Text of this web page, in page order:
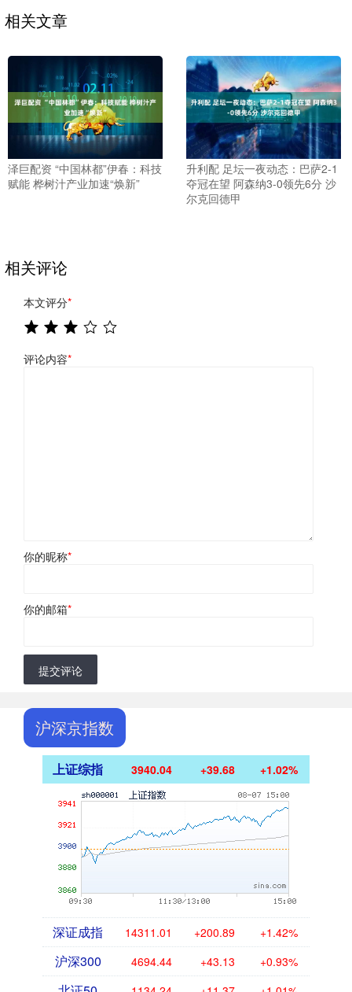
相关文章
泽巨配资 “中国林都”伊春：科技
赋能 桦树汁产业加速“焕新”
升利配 足坛一夜动态：巴萨2-1
夺冠在望 阿森纳3-0领先6分 沙
尔克回德甲
相关评论
本文评分*
评论内容*
你的昵称*
你的邮箱*
提交评论
沪深京指数
上证综指 3940.04 +39.68 +1.02%
深证成指 14311.01 +200.89 +1.42%
沪深300 4694.44 +43.13 +0.93%